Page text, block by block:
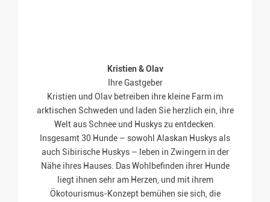
Kristien & Olav
Ihre Gastgeber
Kristien und Olav betreiben ihre kleine Farm im
arktischen Schweden und laden Sie herzlich ein, ihre
Welt aus Schnee und Huskys zu entdecken.
Insgesamt 30 Hunde – sowohl Alaskan Huskys als
auch Sibirische Huskys – leben in Zwingern in der
Nähe ihres Hauses. Das Wohlbefinden ihrer Hunde
liegt ihnen sehr am Herzen, und mit ihrem
Ökotourismus-Konzept bemühen sie sich, die